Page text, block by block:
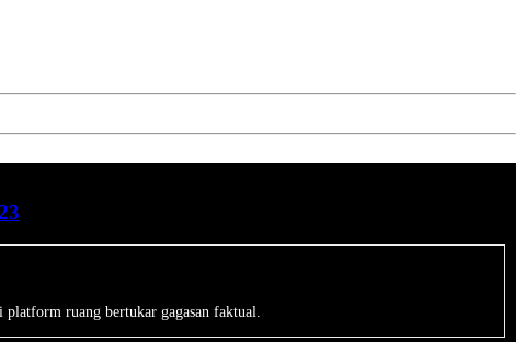
platform ruang bertukar gagasan faktual.